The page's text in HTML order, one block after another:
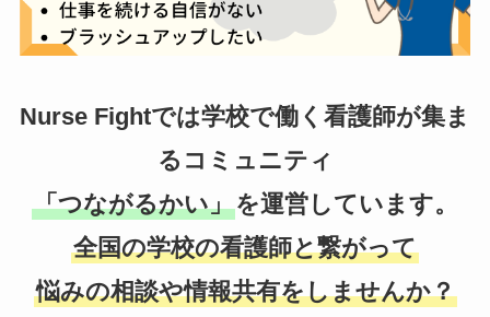
Nurse Fightでは学校で働く看護師が集ま
るコミュニティ
「つながるかい」を運営しています。
全国の学校の看護師と繋がって
悩みの相談や情報共有をしませんか？